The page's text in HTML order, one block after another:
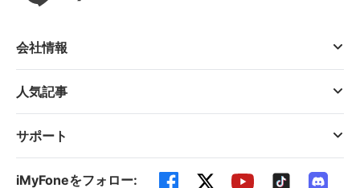
会社情報
人気記事
サポート
iMyFoneをフォロー: